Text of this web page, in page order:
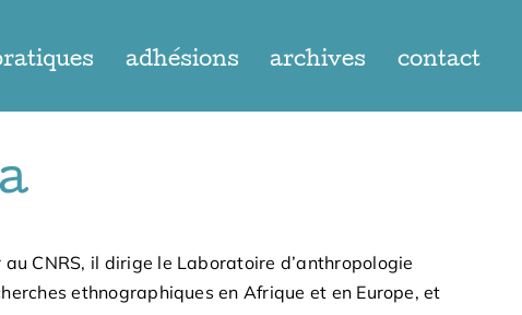
adhésions archives contact
CNRS, il dirige le Laboratoire d’anthropologie
ethnographiques en Afrique et en Europe, et